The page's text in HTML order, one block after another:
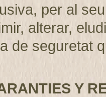
per al
alterar,
de seguretat
Y